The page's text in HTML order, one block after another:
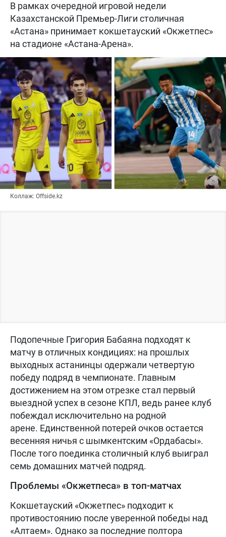
В рамках очередной игровой недели
Казахстанской Премьер-Лиги столичная
«Астана» принимает кокшетауский «Окжетпес»
на стадионе «Астана-Арена».
Коллаж: Offside.kz
Подопечные Григория Бабаяна подходят к
матчу в отличных кондициях: на прошлых
выходных астанинцы одержали четвертую
победу подряд в чемпионате. Главным
достижением на этом отрезке стал первый
выездной успех в сезоне КПЛ, ведь ранее клуб
побеждал исключительно на родной
арене. Единственной потерей очков остается
весенняя ничья с шымкентским «Ордабасы».
После того поединка столичный клуб выиграл
семь домашних матчей подряд.
Проблемы «Окжетпеса» в топ-матчах
Кокшетауский «Окжетпес» подходит к
противостоянию после уверенной победы над
«Алтаем». Однако за последние полтора